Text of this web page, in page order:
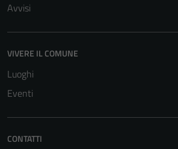
Avvisi
VIVERE IL COMUNE
Luoghi
Eventi
CONTATTI